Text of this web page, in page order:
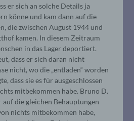
er sich an solche Details ja
könne und kam dann auf die
die zwischen August 1944 und
kamen. In diesem Zeitraum
in das Lager deportiert.
dass er sich daran nicht
nicht, wo die „entladen“ worden
dass sie es für ausgeschlossen
mitbekommen habe. Bruno D.
die gleichen Behauptungen
nichts mitbekommen habe,